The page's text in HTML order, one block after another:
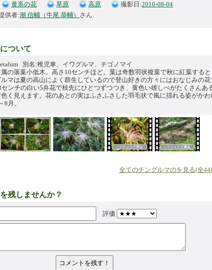
真庭「蒜山高原
夏の「伯耆大山
黄系の花 草原 高原 撮影日:2010-08-04
供者:潮 信輔（牛尾 恭輔） さん
ついて
別名:稚児車、イワグルマ、チゴノマイ
の落葉小低木。高さ10センチほど。葉は奇数羽状複葉で秋に紅葉すると
マは夏の高山によく群生しているので登山好きの方々にはおなじみの花
ンチの白い5弁花で枝先にひとつずつつき、黄色い雄しべがたくさんあ
く見えます。花のあとの実はふさふさした羽毛状で風に揺れる姿がかわ
8月。
全てのチングルマのを見る(全44
残しませんか？
評価